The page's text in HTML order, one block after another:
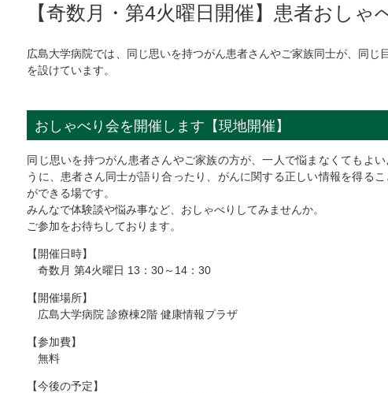
【奇数月・第4火曜日開催】患者おし
広島大学病院では、同じ思いを持つがん患者さんやご家族同士が、同じ
を設けています。
おしゃべり会を開催します【現地開催】
同じ思いを持つがん患者さんやご家族の方が、一人で悩まなくてもよい
うに、患者さん同士が語り合ったり、がんに関する正しい情報を得るこ
ができる場です。
みんなで体験談や悩み事など、おしゃべりしてみませんか。
ご参加をお待ちしております。
【開催日時】
奇数月 第4火曜日 13：30～14：30
【開催場所】
広島大学病院 診療棟2階 健康情報プラザ
【参加費】
無料
【今後の予定】